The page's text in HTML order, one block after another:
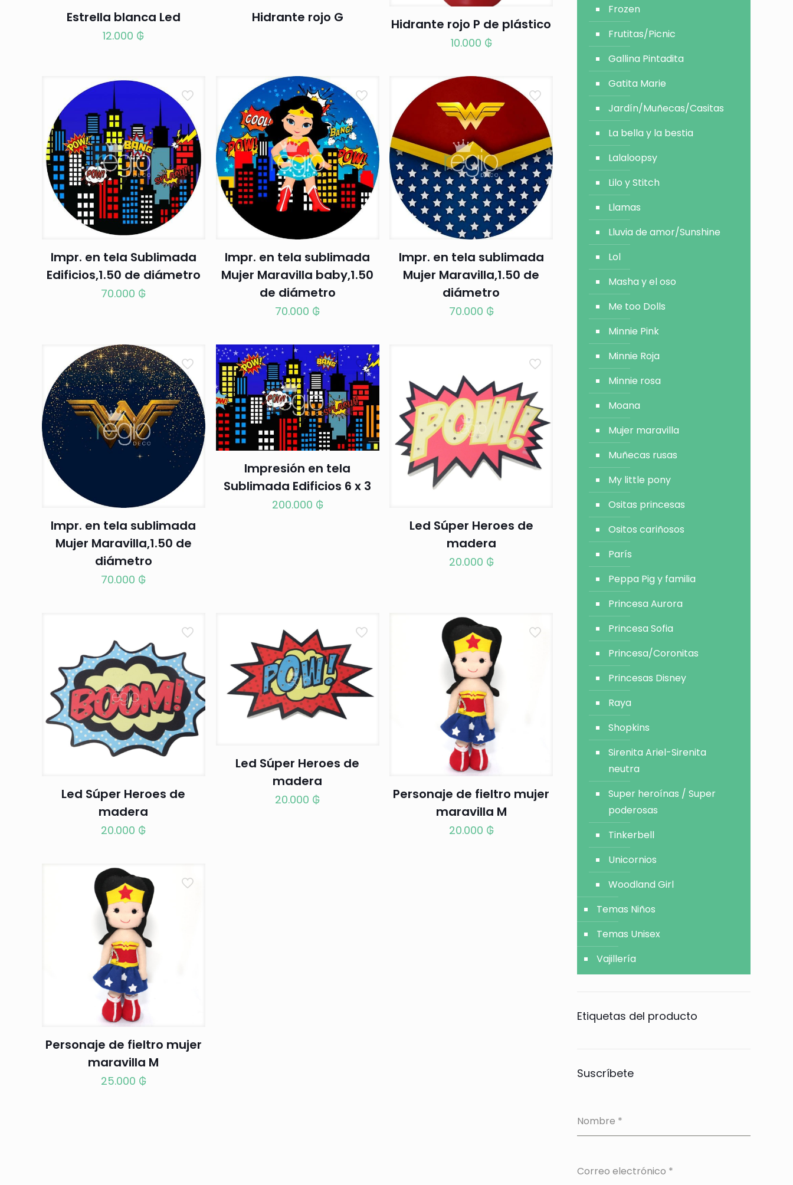
Estrella blanca Led
12.000 ₲
Hidrante rojo G Hidrante rojo P de plástico
10.000 ₲
Impr. en tela Sublimada
Edificios,1.50 de diámetro
70.000 ₲
Impr. en tela sublimada
Mujer Maravilla baby,1.50
de diámetro
70.000 ₲
Impr. en tela sublimada
Mujer Maravilla,1.50 de
diámetro
70.000 ₲
Impr. en tela sublimada
Mujer Maravilla,1.50 de
diámetro
70.000 ₲
Impresión en tela
Sublimada Edificios 6 x 3
200.000 ₲
Led Súper Heroes de
madera
20.000 ₲
Led Súper Heroes de
madera
20.000 ₲
Led Súper Heroes de
madera
20.000 ₲
Personaje de fieltro mujer
maravilla M
20.000 ₲
Personaje de fieltro mujer
maravilla M
25.000 ₲
Frozen
Frutitas/Picnic
Gallina Pintadita
Gatita Marie
Jardín/Muñecas/Casitas
La bella y la bestia
Lalaloopsy
Lilo y Stitch
Llamas
Lluvia de amor/Sunshine
Lol
Masha y el oso
Me too Dolls
Minnie Pink
Minnie Roja
Minnie rosa
Moana
Mujer maravilla
Muñecas rusas
My little pony
Ositas princesas
Ositos cariñosos
París
Peppa Pig y familia
Princesa Aurora
Princesa Sofia
Princesa/Coronitas
Princesas Disney
Raya
Shopkins
Sirenita Ariel-Sirenita
neutra
Super heroínas / Super
poderosas
Tinkerbell
Unicornios
Woodland Girl
Temas Niños
Temas Unisex
Vajillería
Etiquetas del producto
Suscríbete
Nombre *
Correo electrónico *